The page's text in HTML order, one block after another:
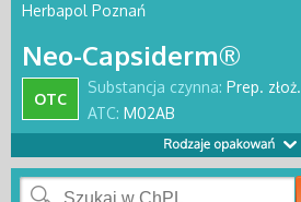
Herbapol Poznań
Neo-Capsiderm®
Substancja czynna: Prep. złoż.
ATC: M02AB
OTC